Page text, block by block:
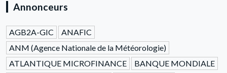
Annonceurs
AGB2A-GIC
ANAFIC
ANM (Agence Nationale de la Météorologie)
ATLANTIQUE MICROFINANCE
BANQUE MONDIALE